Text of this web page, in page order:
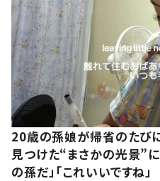
20歳の孫娘が帰省のたび
見つけた“まさかの光景”
の孫だ」「これいいですね」